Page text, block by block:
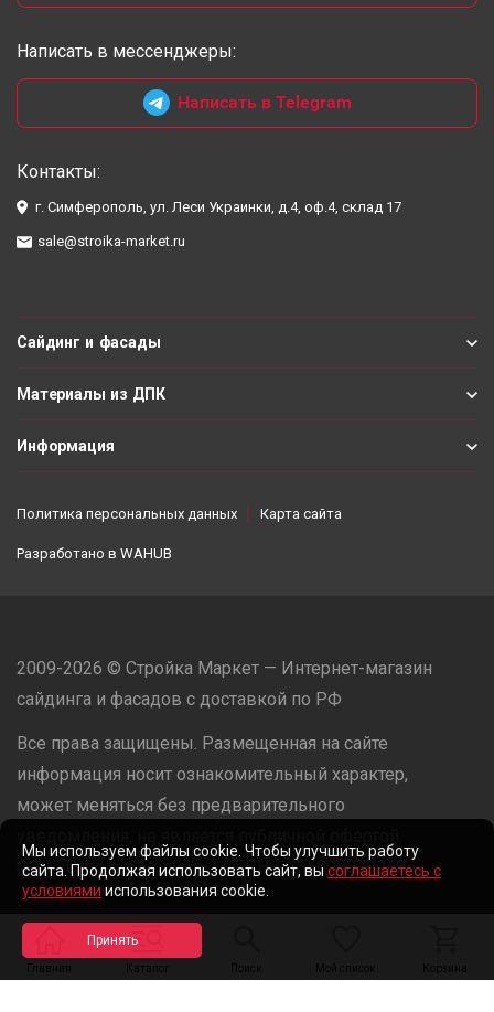
Главная Каталог Поиск Мой список Корзина
Написать в мессенджеры:
Написать в Telegram
Контакты:
г. Симферополь, ул. Леси Украинки, д.4, оф.4, склад 17
sale@stroika-market.ru
Сайдинг и фасады
Материалы из ДПК
Информация
Политика персональных данных Карта сайта
Разработано в WAHUB
2009-2026 © Стройка Маркет — Интернет-магазин
сайдинга и фасадов с доставкой по РФ
Все права защищены. Размещенная на сайте
информация носит ознакомительный характер,
может меняться без предварительного
ООО «Стройка Маркет» | ОГРН: 1235000079918
Разработано в
Мы используем файлы cookie. Чтобы улучшить работу
сайта. Продолжая использовать сайт, вы соглашаетесь с
условиями использования cookie.